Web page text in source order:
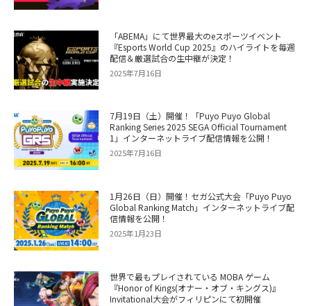
「ABEMA」にて世界最大のeスポーツイベント
『Esports World Cup 2025』のハイライトを毎週
配信＆厳選試合の生中継が決定！
2025年7月16日
7月19日（土）開催！「Puyo Puyo Global
Ranking Series 2025 SEGA Official Tournament
1」インターネットライブ配信情報を公開！
2025年7月16日
1月26日（日）開催！セガ公式大会「Puyo Puyo
Global Ranking Match」インターネットライブ配
信情報を公開！
2025年1月23日
世界で最もプレイされている MOBA ゲーム
『Honor of Kings(オナー・オブ・キングス)』
Invitational大会がフィリピンにて初開催